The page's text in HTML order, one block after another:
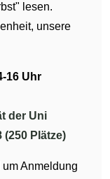
lesen.
unsere
16 Uhr
der Uni
Plätze)
um Anmeldung